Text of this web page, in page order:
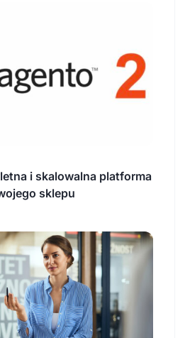
i skalowalna platforma
sklepu